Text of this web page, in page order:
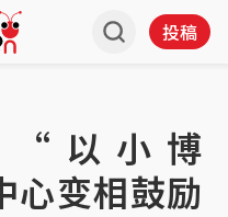
投稿
“以小博
变相鼓励